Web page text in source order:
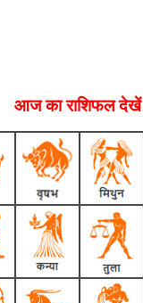
आज का राशिफल देखें